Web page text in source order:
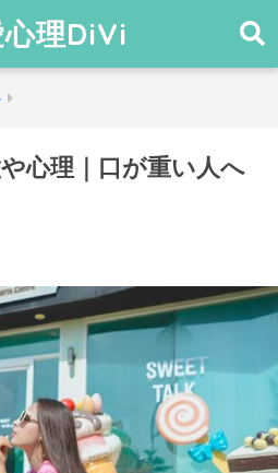
理DiVi
心理｜口が重い人へ